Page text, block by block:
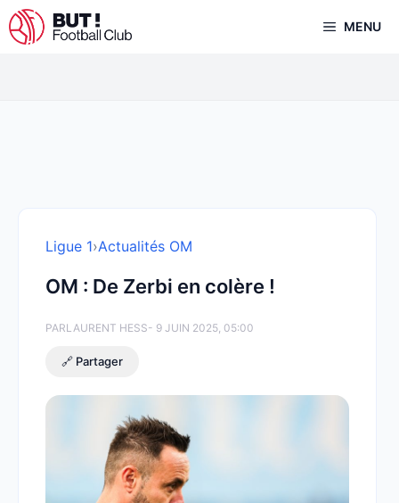
Aller
au
MENU
Ligue 1›Actualités OM
OM : De Zerbi en colère !
PARLAURENT HESS- 9 JUIN 2025, 05:00
🔗 Partager